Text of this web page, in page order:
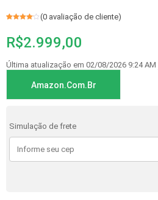
de 5, com
baseado
de cliente
(0 avaliação de cliente)
R$2.999,00
Última atualização em 02/08/2026 9:24 AM
Amazon.com.br
Simulação de frete